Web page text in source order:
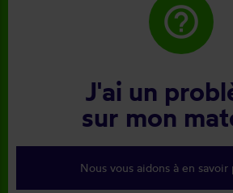
help_outline
J'ai un
sur mon
Nous vous aidons à en savoir